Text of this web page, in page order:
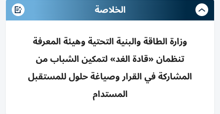
الخلاصة
وزارة الطاقة والبنية التحتية وهيئة المعرفة
تنظمان «قادة الغد» لتمكين الشباب من
المشاركة في القرار وصياغة حلول للمستقبل
المستدام